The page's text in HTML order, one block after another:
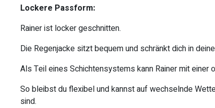
Lockere Passform:
Rainer ist locker geschnitten.
Die Regenjacke sitzt bequem und schränkt dich in
Als Teil eines Schichtensystems kann Rainer mit
So bleibst du flexibel und kannst auf wechselnde
sind.